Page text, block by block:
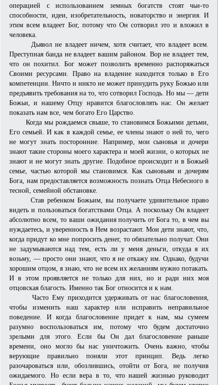
операцией с использованием земных богатств стоят чьи-то
способности, идеи, изобретательность, новаторство и энергия. И
этим всем владеет Бог, потому что Он сотворил это и вложил в
человека.
Дьявол не владеет ничем, хотя считает, что владеет всем.
Преступная банда не владеет вашим районом. Вор не владеет тем,
что он похитил. Бог может позволить временно распоряжаться
Своими ресурсами. Право на владение находится только в Его
компетенции. Ничто и никто не может принудить руку Божью или
предъявить требования на то, что сотворил Господь. Но мы — дети
Божьи, и нашему Отцу нравится благословлять нас. Он желает
показать нам все, чем богато Его Царство.
Когда мы рождаемся свыше, то становимся Божьими детьми,
Его семьей. И как в каждой семье, ее члены знают о ней то, чего
не могут знать посторонние. Например, мои сыновья и дочери
знают такие стороны моего характера и моей жизни, о которых не
знают и не могут знать другие. Подобное происходит и в Божьей
семье, частью которой мы становимся. Как сыновьям и дочерям
Бога, нам предоставляется возможность познать Отца Небесного в
тесной, семейной обстановке.
Став ребенком Божьим, вы получаете удивительное право
видеть и пользоваться богатствами Отца. А поскольку Он владеет
абсолютно всем, то ваши ожидания получить от Бога то, в чем вы
нуждаетесь, и уверен­ность в Нем возрастают. Мои дети знают, что,
когда придут ко мне попросить денег, то обязательно получат. Они
не задумываются над тем, есть ли у меня деньги, откуда я их
возьму, — просто они знают, что я не от­кажу им. Однако, будучи
хорошим отцом, я знаю, что не всем их желаниям нужно потакать.
И в этом проявляется не только для них, но и ради них моя
отцовская благость. Именно так Бог относится и к нам.
Часто Ему приходится удерживать от нас благословения,
чтобы изменить наш характер или исправить неправильное
поведение. И когда благословение придет к нам, мы сумеем
разумно воспользоваться им, по­тому что будем достаточно
зрелыми для этого. Если бы Он дал благословение раньше
времени, оно могло бы нас уничтожить. Очень важно, чтобы
верующие правильно поняли этот принцип. Ведь легко
разочароваться или, обозлившись, отойти от Бога, не получив
ожидаемого. Но если вера в то, что нашей жизнью руководит